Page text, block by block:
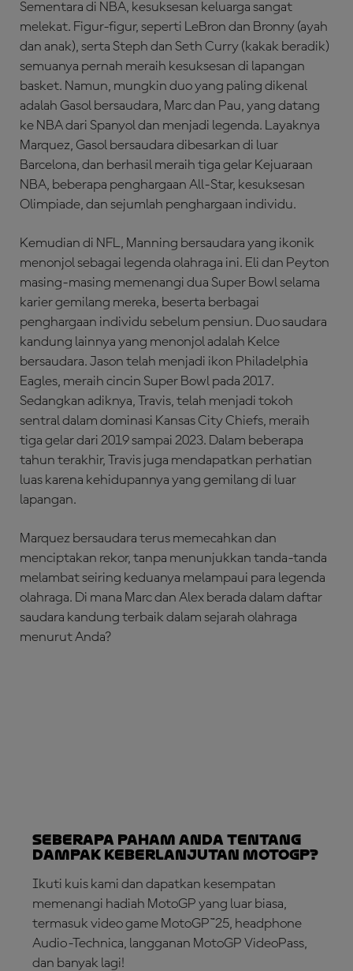
Sementara di NBA, kesuksesan keluarga sangat
melekat. Figur-figur, seperti LeBron dan Bronny (ayah
dan anak), serta Steph dan Seth Curry (kakak beradik)
semuanya pernah meraih kesuksesan di lapangan
basket. Namun, mungkin duo yang paling dikenal
adalah Gasol bersaudara, Marc dan Pau, yang datang
ke NBA dari Spanyol dan menjadi legenda. Layaknya
Marquez, Gasol bersaudara dibesarkan di luar
Barcelona, ​​dan berhasil meraih tiga gelar Kejuaraan
NBA, beberapa penghargaan All-Star, kesuksesan
Olimpiade, dan sejumlah penghargaan individu.
Kemudian di NFL, Manning bersaudara yang ikonik
menonjol sebagai legenda olahraga ini. Eli dan Peyton
masing-masing memenangi dua Super Bowl selama
karier gemilang mereka, beserta berbagai
penghargaan individu sebelum pensiun. Duo saudara
kandung lainnya yang menonjol adalah Kelce
bersaudara. Jason telah menjadi ikon Philadelphia
Eagles, meraih cincin Super Bowl pada 2017.
Sedangkan adiknya, Travis, telah menjadi tokoh
sentral dalam dominasi Kansas City Chiefs, meraih
tiga gelar dari 2019 sampai 2023. Dalam beberapa
tahun terakhir, Travis juga mendapatkan perhatian
luas karena kehidupannya yang gemilang di luar
lapangan.
Marquez bersaudara terus memecahkan dan
menciptakan rekor, tanpa menunjukkan tanda-tanda
melambat seiring keduanya melampaui para legenda
olahraga. Di mana Marc dan Alex berada dalam daftar
saudara kandung terbaik dalam sejarah olahraga
menurut Anda?
Seberapa Paham Anda tentang
Dampak Keberlanjutan MotoGP?
Ikuti kuis kami dan dapatkan kesempatan
memenangi hadiah MotoGP yang luar biasa,
termasuk video game MotoGP™25, headphone
Audio-Technica, langganan MotoGP VideoPass,
dan banyak lagi!